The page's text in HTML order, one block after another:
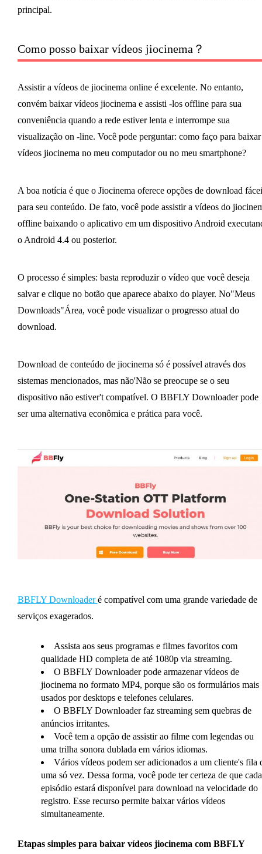
principal.
Como posso baixar vídeos jiocinema？
Assistir a vídeos de jiocinema online é excelente. No entanto,
convém baixar vídeos jiocinema e assisti -los offline para sua
conveniência quando a rede estiver lenta e interrompe sua
visualização on -line. Você pode perguntar: como faço para baixar
vídeos jiocinema no meu computador ou no meu smartphone?
A boa notícia é que o Jiocinema oferece opções de download
para seu conteúdo. De fato, você pode assistir a vídeos do
offline baixando o aplicativo em um dispositivo Android
o Android 4.4 ou posterior.
O processo é simples: basta reproduzir o vídeo que você deseja
salvar e clique no botão que aparece abaixo do player. No"Meus
Downloads"Área, você pode visualizar o progresso atual do
download.
Download de conteúdo de jiocinema só é possível através dos
sistemas mencionados, mas não'Não se preocupe se o seu
dispositivo não estiver't compatível. O BBFLY Downloader pode
ser uma alternativa econômica e prática para você.
BBFLY Downloaderé compatível com uma grande variedade de
serviços exagerados.
Assista aos seus programas e filmes favoritos com
qualidade HD completa de até 1080p via streaming.
O BBFLY Downloader pode armazenar vídeos de
jiocinema no formato MP4, porque são os formulários mais
usados ​​por desktops e telefones celulares.
O BBFLY Downloader faz streaming sem quebras de
anúncios irritantes.
Você tem a opção de assistir ao filme com legendas ou
uma trilha sonora dublada em vários idiomas.
Vários vídeos podem ser adicionados a um cliente's fila
uma só vez. Dessa forma, você pode ter certeza de que cada
episódio estará disponível para download na velocidade do
registro. Esse recurso permite baixar vários vídeos
simultaneamente.
Etapas simples para baixar vídeos jiocinema com BBFLY